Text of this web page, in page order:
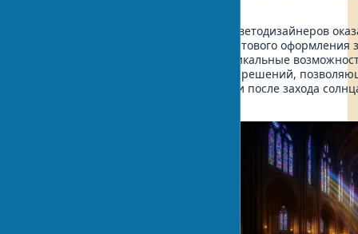
В наши дни, когда в распоряжении светодизайнеров
передовые технологии, искусство светового оформления
достигло новых высот. Появились уникальные
реализации смелых концептуальных решений,
играть совершенно новыми красками после захода